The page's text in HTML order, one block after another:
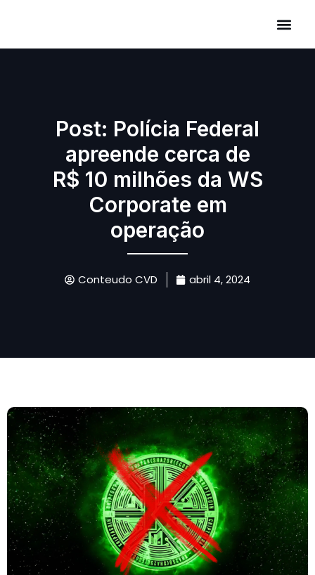
Post: Polícia Federal
apreende cerca de
R$ 10 milhões da WS
Corporate em
operação
Conteudo CVD abril 4, 2024